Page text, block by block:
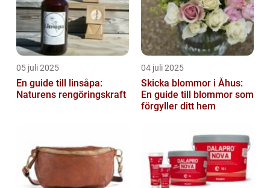
05 juli 2025
En guide till linsåpa:
Naturens rengöringskraft
04 juli 2025
Skicka blommor i Åhus:
En guide till blommor som
förgyller ditt hem